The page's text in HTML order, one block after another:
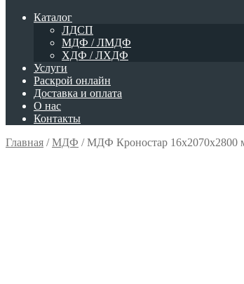
Каталог
ЛДСП
МДФ / ЛМДФ
ХДФ / ЛХДФ
Услуги
Раскрой онлайн
Доставка и оплата
О нас
Контакты
Главная /МДФ /МДФ Кроностар 16х2070х2800